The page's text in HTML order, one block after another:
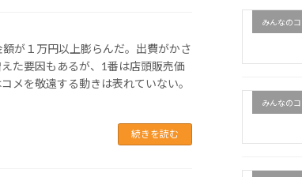
が１万円以上膨らんだ。出費がかさ
た要因もあるが、1番は店頭販売価
メを敬遠する動きは表れていない。
続きを読む
みんなの
みんなの